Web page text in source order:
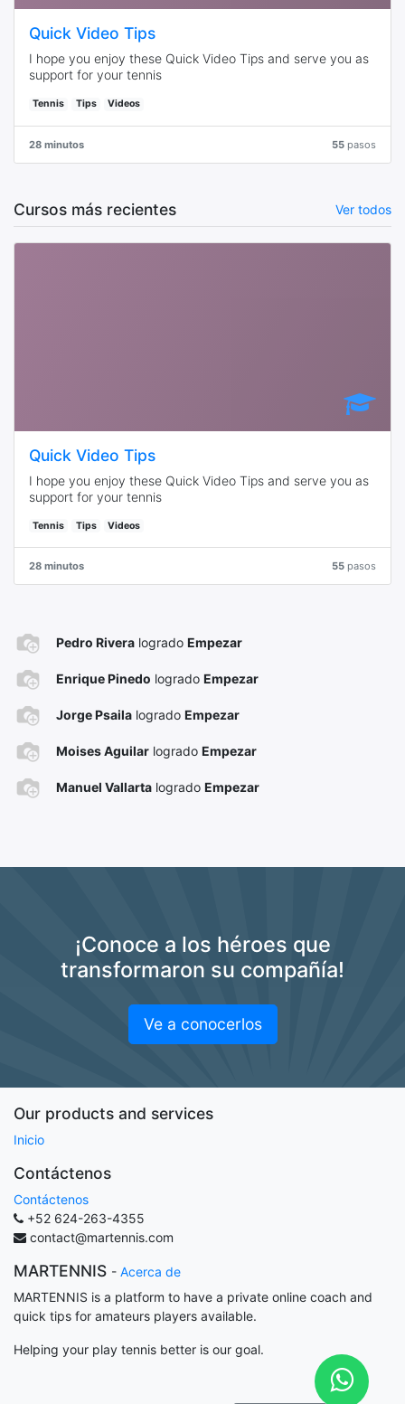
Pedro Rivera logrado Empezar
Enrique Pinedo logrado Empezar
Jorge Psaila logrado Empezar
Moises Aguilar logrado Empezar
Manuel Vallarta logrado Empezar
Quick Video Tips
I hope you enjoy these Quick Video Tips and serve you as
support for your tennis
Tennis Tips Videos
28 minutos 55 pasos
Ver todos
Cursos más recientes
Quick Video Tips
I hope you enjoy these Quick Video Tips and serve you as
support for your tennis
Tennis Tips Videos
28 minutos 55 pasos
¡Conoce a los héroes que
transformaron su compañía!
Ve a conocerlos
Our products and services
Inicio
Contáctenos
Contáctenos
+52 624-263-4355
contact@martennis.com
MARTENNIS - Acerca de
MARTENNIS is a platform to have a private online coach and
quick tips for amateurs players available.
Helping your play tennis better is our goal.